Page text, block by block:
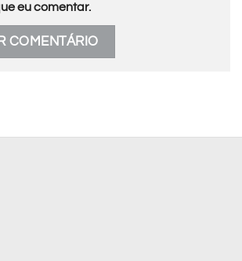
eu comentar.